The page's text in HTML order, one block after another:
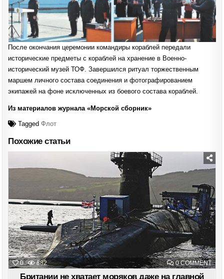
После окончания церемонии командиры кораблей передали
исторические предметы с кораблей на хранение в Военно-
исторический музей ТОФ. Завершился ритуал торжественным
маршем личного состава соединения и фотографированием
экипажей на фоне исключенных из боевого состава кораблей.
Из материалов журнала «Морской сборник»
TaggedФлот
Похожие статьи
0 882 0 COMMENTON
Posted
in
Британии не хватает моряков даже на главной